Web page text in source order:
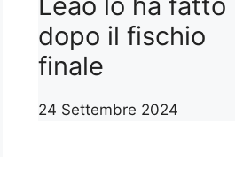
dopo il fischio
finale
24 Settembre 2024